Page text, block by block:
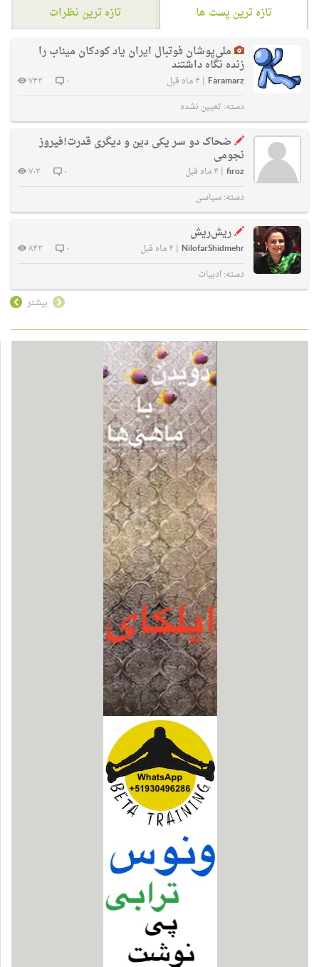
تازه ترین پست ها
تازه ترین نظرات
ملی‌پوشان فوتبال ایران یاد کودکان میناب را
زنده نگاه داشتند
Faramarz
| ۴ ماه قبل ۰
۷۴۳
دسته: تعیین نشده
ضحاک دو سر یکی دین و دیگری قدرت!فیروز
نجومی
firoz
| ۴ ماه قبل ۰
۷۰۳
دسته:سیاسی
ریش‌ریش
NilofarShidmehr
| ۴ ماه قبل ۰
۸۴۳
دسته:ادبیات
بیشتر